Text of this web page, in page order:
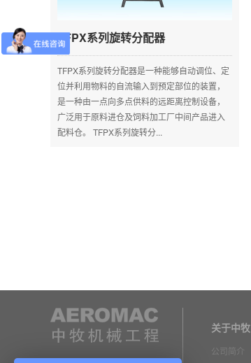
TFPX系列旋转分配器
TFPX系列旋转分配器是一种能够自动调位、定
位并利用物料的自流输入到预定部位的装置，
是一种由一点向多点供料的远距离控制设备，
广泛用于原料进仓及饲料加工厂中间产品进入
配料仓。 TFPX系列旋转分...
关于中牧
公司简介